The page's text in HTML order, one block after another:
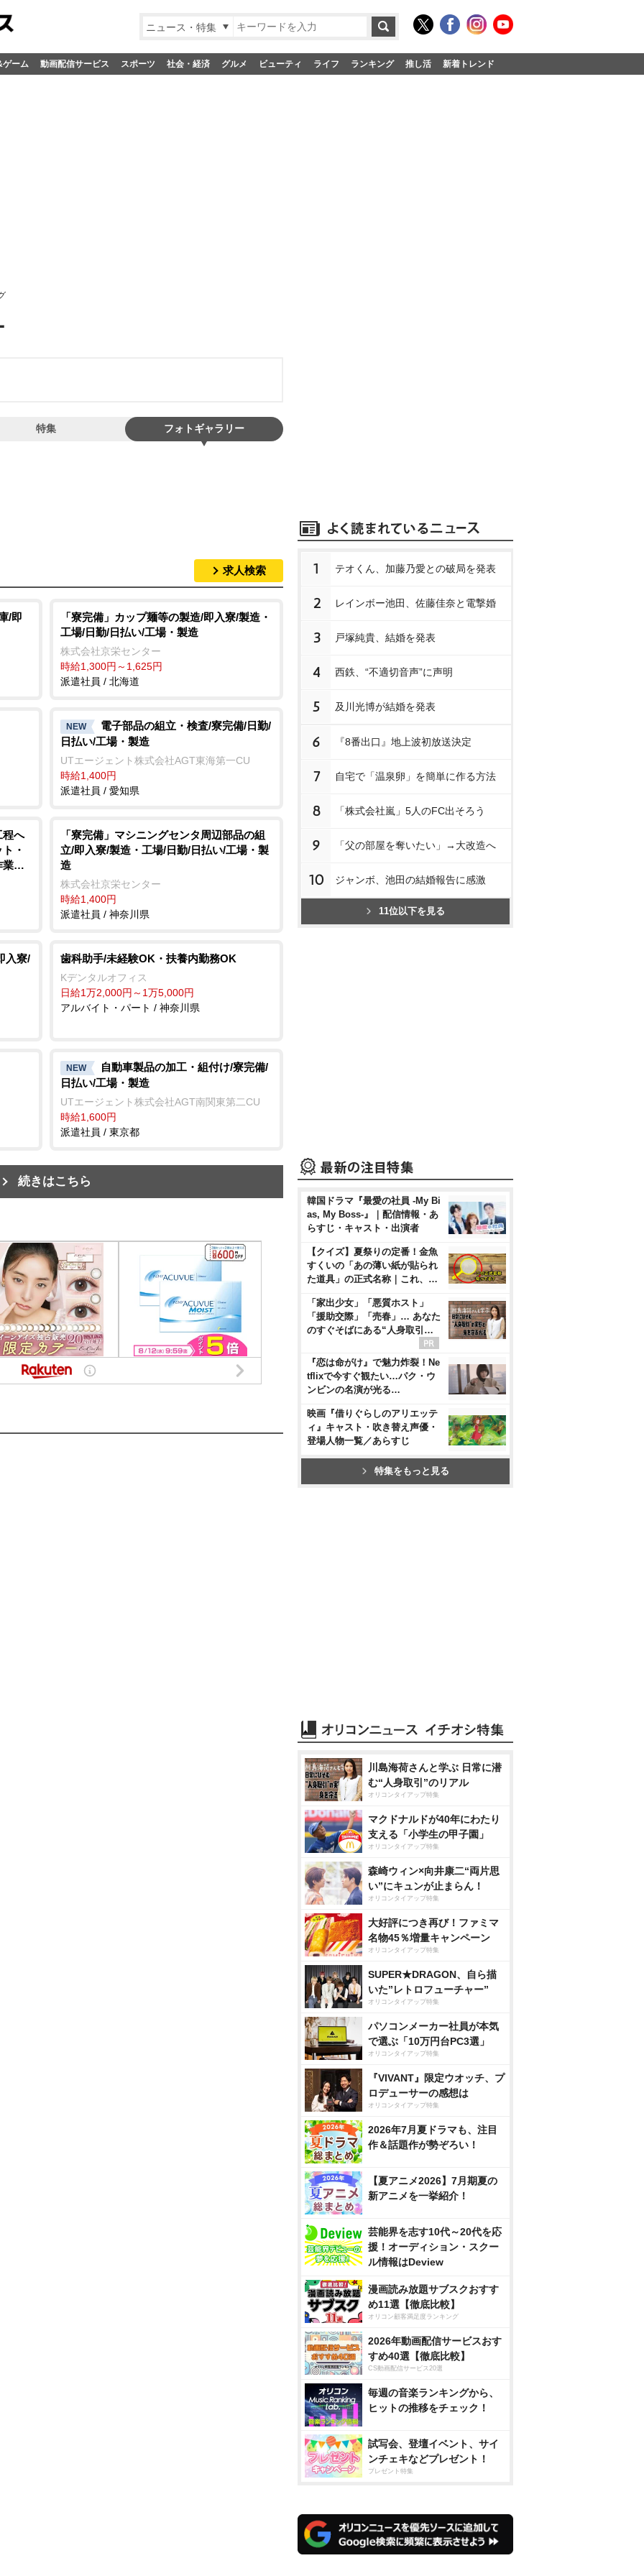
ニュース・特集
ゲーム 動画配信サービス スポーツ 社会・経済 グルメ ビューティ ライフ ランキング 推し活 新着トレンド
特集 フォトギャラリー
求人検索
/即
「寮完備」カップ麺等の製造/即入寮/製造・
工場/日勤/日払い/工場・製造
株式会社京栄センター
時給1,300円～1,625円
派遣社員 / 北海道
NEW
電子部品の組立・検査/寮完備/日勤/
日払い/工場・製造
UTエージェント株式会社AGT東海第一CU
時給1,400円
派遣社員 / 愛知県
程へ
・
業
「寮完備」マシニングセンタ周辺部品の組
立/即入寮/製造・工場/日勤/日払い/工場・製
造
株式会社京栄センター
時給1,400円
派遣社員 / 神奈川県
入寮/ 歯科助手/未経験OK・扶養内勤務OK
Kデンタルオフィス
日給1万2,000円～1万5,000円
アルバイト・パート / 神奈川県
NEW
自動車製品の加工・組付け/寮完備/
日払い/工場・製造
UTエージェント株式会社AGT南関東第二CU
時給1,600円
派遣社員 / 東京都
続きはこちら
1 テオくん、加藤乃愛との破局を発表
2 レインボー池田、佐藤佳奈と電撃婚
3 戸塚純貴、結婚を発表
4 西鉄、“不適切音声”に声明
5 及川光博が結婚を発表
6 『8番出口』地上波初放送決定
7 自宅で「温泉卵」を簡単に作る方法
8 「株式会社嵐」5人のFC出そろう
9 「父の部屋を奪いたい」→大改造へ
10 ジャンボ、池田の結婚報告に感激
11位以下を見る
韓国ドラマ『最愛の社員 -My Bi
as, My Boss-』｜配信情報・あ
らすじ・キャスト・出演者
【クイズ】夏祭りの定番！金魚
すくいの「あの薄い紙が貼られ
た道具」の正式名称｜これ、…
「家出少女」「悪質ホスト」
「援助交際」「売春」… あなた
のすぐそばにある“人身取引…
『恋は命がけ』で魅力炸裂！Ne
tflixで今すぐ観たい…パク・ウ
ンビンの名演が光る…
映画『借りぐらしのアリエッテ
ィ』キャスト・吹き替え声優・
登場人物一覧／あらすじ
特集をもっと見る
川島海荷さんと学ぶ 日常に潜
む“人身取引”のリアル
オリコンタイアップ特集
マクドナルドが40年にわたり
支える「小学生の甲子園」
オリコンタイアップ特集
森崎ウィン×向井康二“両片思
い”にキュンが止まらん！
オリコンタイアップ特集
大好評につき再び！ファミマ
名物45％増量キャンペーン
オリコンタイアップ特集
SUPER★DRAGON、自ら描
いた”レトロフューチャー”
オリコンタイアップ特集
パソコンメーカー社員が本気
で選ぶ「10万円台PC3選」
オリコンタイアップ特集
『VIVANT』限定ウオッチ、プ
ロデューサーの感想は
オリコンタイアップ特集
2026年7月夏ドラマも、注目
作＆話題作が勢ぞろい！
【夏アニメ2026】7月期夏の
新アニメを一挙紹介！
芸能界を志す10代～20代を応
援！オーディション・スクー
ル情報はDeview
漫画読み放題サブスクおすす
め11選【徹底比較】
オリコン顧客満足度ランキング
2026年動画配信サービスおす
すめ40選【徹底比較】
CS動画配信サービス20選
毎週の音楽ランキングから、
ヒットの推移をチェック！
試写会、登壇イベント、サイ
ンチェキなどプレゼント！
プレゼント特集